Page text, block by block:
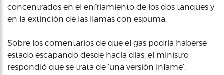
concentrados en el enfriamiento de los dos tanques y
en la extinción de las llamas con espuma.
Sobre los comentarios de que el gas podría haberse
estado escapando desde hacía días, el ministro
respondió que se trata de ‘una versión infame’.